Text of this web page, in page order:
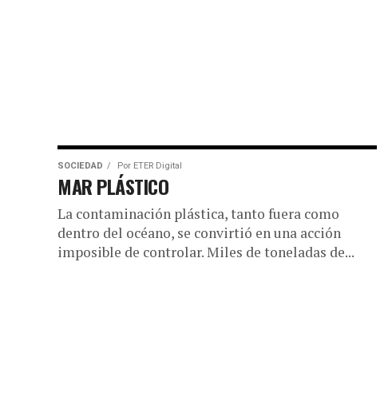
SOCIEDAD Por ETER Digital
MAR PLÁSTICO
La contaminación plástica, tanto fuera como
dentro del océano, se convirtió en una acción
imposible de controlar. Miles de toneladas de...